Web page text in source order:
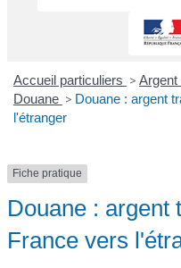
Accueil particuliers >
Douane > Douane : argent
l'étranger
Fiche pratique
Douane : argent
France vers